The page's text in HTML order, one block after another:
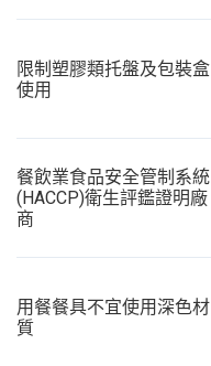
限制塑膠類托盤及包裝盒
使用
餐飲業食品安全管制系統
(HACCP)衛生評鑑證明廠
商
用餐餐具不宜使用深色材
質